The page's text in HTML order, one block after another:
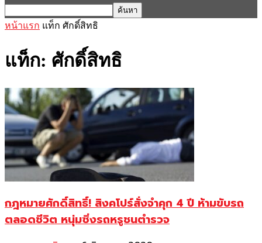
หน้าแรก แท็ก ศักดิ์สิทธิ
แท็ก: ศักดิ์สิทธิ
กฎหมายศักดิ์สิทธิ์! สิงคโปร์สั่งจำคุก 4 ปี ห้ามขับรถ
ตลอดชีวิต หนุ่มซิ่งรถหรูชนตำรวจ